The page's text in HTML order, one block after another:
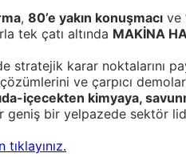
, 80’e yakın konuşmacı ve
tek çatı altında MAKİNA
stratejik karar noktalarını
ve çarpıcı
içecekten kimyaya,
geniş bir yelpazede sektör